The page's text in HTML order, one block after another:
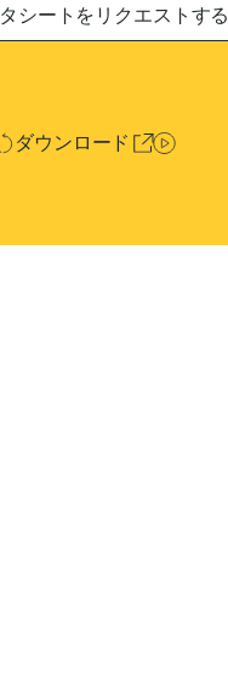
シートをリクエストする
ダウンロード